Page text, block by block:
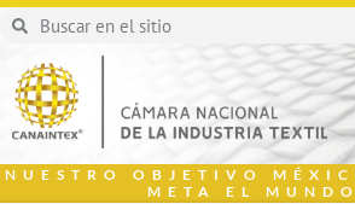
NUESTRO OBJETIVO
META EL